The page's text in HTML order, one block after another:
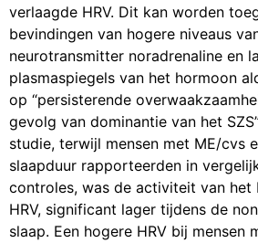
verlaagde HRV. Dit kan worden
bevindingen van hogere niveaus
neurotransmitter noradrenaline en
plasmaspiegels van het hormoon
op “persisterende
gevolg van dominantie van het
studie, terwijl mensen met ME/cvs
slaapduur rapporteerden in
controles, was de activiteit van het
HRV, significant lager tijdens de
slaap. Een hogere HRV bij mensen